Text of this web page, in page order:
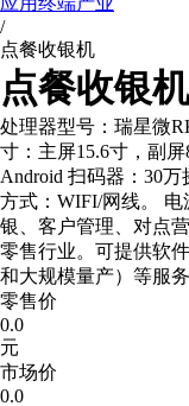
/
点餐收银机
点餐收银
处理器型号：瑞星微
寸：主屏15.6寸，副
Android 扫码器：30
方式：WIFI/网线。
银、客户管理、对点
零售行业。可提供软
和大规模量产）等服务
零售价
0.0
元
市场价
0.0